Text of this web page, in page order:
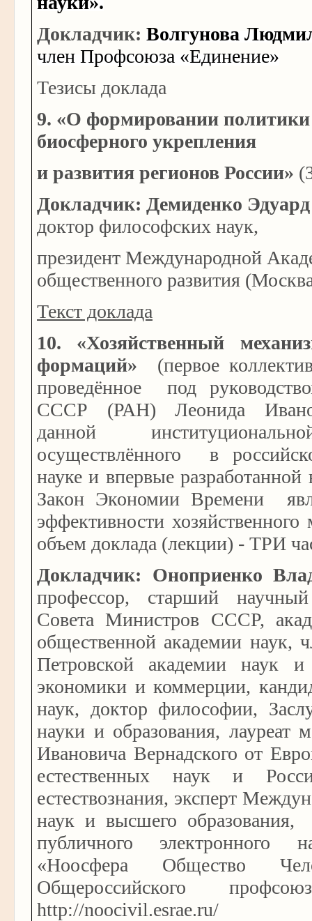
Докладчик: Волгунова
член Профсоюза «Единение»
Тезисы доклада
9. «О формировании политики
биосферного укрепления
и развития регионов России»
Докладчик: Демиденко
доктор философских наук,
президент Международной
общественного развития
Текст доклада
10.
«Хозяйственный
формаций» (первое
проведённое под
СССР (РАН) Леонида
данной
осуществлённого в
науке и впервые
Закон Экономии Времени
эффективности
объем доклада (лекции) - ТРИ
Докладчик:
Оноприенко
профессор, старший
Совета Министров СССР,
общественной академии наук,
Петровской академии наук и
экономики и коммерции,
наук, доктор философии,
науки и образования, лауреат
Ивановича Вернадского от
естественных наук и
естествознания, эксперт
наук и высшего образования,
публичного электронного
«Ноосфера Общество
Общероссийского
http://noocivil.esrae.ru/